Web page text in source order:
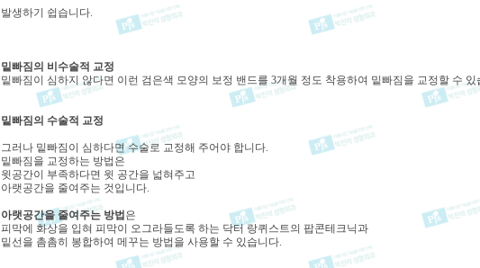
발생하기 쉽습니다.
밑빠짐의 비수술적 교정
밑빠짐이 심하지 않다면 이런 검은색 모양의 보정 밴드를 3개월 정도 착용하여 밑빠짐을 교정할 수 있
밑빠짐의 수술적 교정
그러나 밑빠짐이 심하다면 수술로 교정해 주어야 합니다.
밑빠짐을 교정하는 방법은
윗공간이 부족하다면 윗 공간을 넓혀주고
아랫공간을 줄여주는 것입니다.
아랫공간을 줄여주는 방법은
피막에 화상을 입혀 피막이 오그라들도록 하는 닥터 랑퀴스트의 팝콘테크닉과
밑선을 촘촘히 봉합하여 메꾸는 방법을 사용할 수 있습니다.